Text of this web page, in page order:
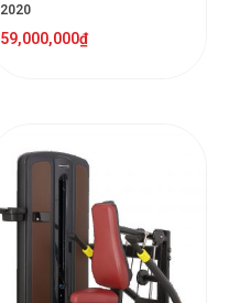
2020
59,000,000₫